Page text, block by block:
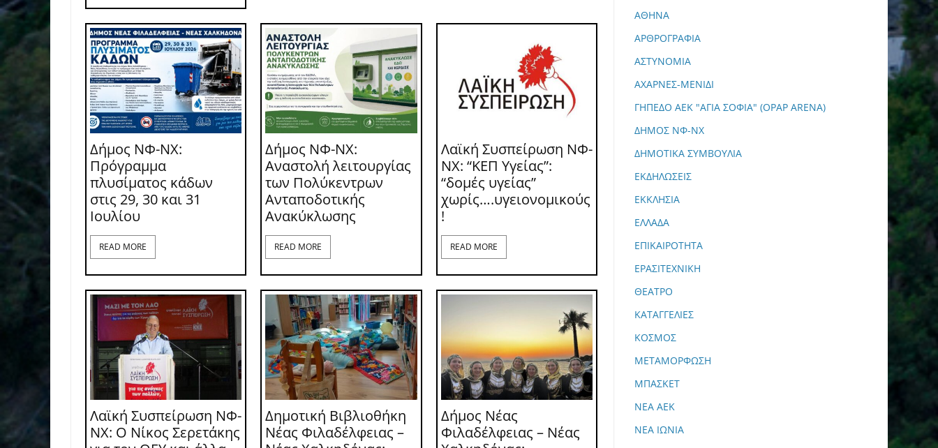
Δήμος ΝΦ-ΝΧ:
Πρόγραμμα
πλυσίματος κάδων
στις 29, 30 και 31
Ιουλίου
READ MORE
Δήμος ΝΦ-ΝΧ:
Αναστολή λειτουργίας
των Πολύκεντρων
Ανταποδοτικής
Ανακύκλωσης
READ MORE
Λαϊκή Συσπείρωση ΝΦ-
ΝΧ: “ΚΕΠ Υγείας”:
“δομές υγείας”
χωρίς….υγειονομικούς
!
READ MORE
Λαϊκή Συσπείρωση ΝΦ-
ΝΧ: O Νίκος Σερετάκης
Δημοτική Βιβλιοθήκη
Νέας Φιλαδέλφειας –
Δήμος Νέας
Φιλαδέλφειας – Νέας
ΑΘΗΝΑ
ΑΡΘΡΟΓΡΑΦΙΑ
ΑΣΤΥΝΟΜΙΑ
ΑΧΑΡΝΕΣ-ΜΕΝΙΔΙ
ΓΗΠΕΔΟ ΑΕΚ "ΑΓΙΑ ΣΟΦΙΑ" (OPAP ARENA)
ΔΗΜΟΣ ΝΦ-ΝΧ
ΔΗΜΟΤΙΚΑ ΣΥΜΒΟΥΛΙΑ
ΕΚΔΗΛΩΣΕΙΣ
ΕΚΚΛΗΣΙΑ
ΕΛΛΑΔΑ
ΕΠΙΚΑΙΡΟΤΗΤΑ
ΕΡΑΣΙΤΕΧΝΙΚΗ
ΘΕΑΤΡΟ
ΚΑΤΑΓΓΕΛΙΕΣ
ΚΟΣΜΟΣ
ΜΕΤΑΜΟΡΦΩΣΗ
ΜΠΑΣΚΕΤ
ΝΕΑ ΑΕΚ
ΝΕΑ ΙΩΝΙΑ